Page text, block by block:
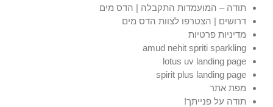
תודה – המועמדות התקבלה | הדס מים
דרושים | הצטרפו לצוות הדס מים
מדיניות פרטיות
amud nehit spriti sparkling
lotus uv landing page
spirit plus landing page
מפת אתר
תודה על פנייתך!